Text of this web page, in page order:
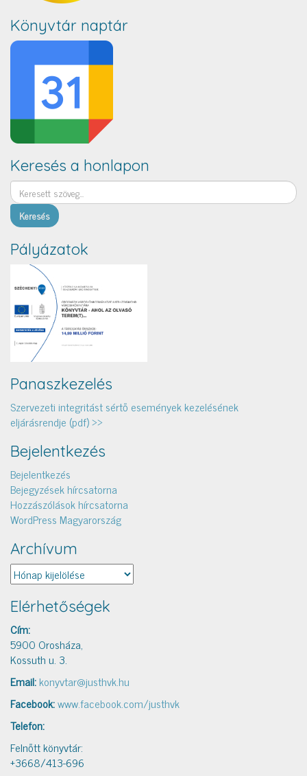
Könyvtár naptár
Keresés a honlapon
Keresés
Pályázatok
Panaszkezelés
Szervezeti integritást sértő események kezelésének
eljárásrendje (pdf) >>
Bejelentkezés
Bejelentkezés
Bejegyzések hírcsatorna
Hozzászólások hírcsatorna
WordPress Magyarország
Archívum
Archívum
Elérhetőségek
Cím:
5900 Orosháza,
Kossuth u. 3.
Email:konyvtar@justhvk.hu
Facebook:www.facebook.com/justhvk
Telefon:
Felnőtt könyvtár:
+3668/413-696